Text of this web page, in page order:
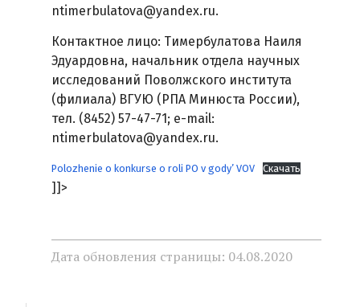
ntimerbulatova@yandex.ru.
Контактное лицо: Тимербулатова Наиля
Эдуардовна, начальник отдела научных
исследований Поволжского института
(филиала) ВГУЮ (РПА Минюста России),
тел. (8452) 57-47-71; е-mail:
ntimerbulatova@yandex.ru.
Polozhenie o konkurse o roli PO v gody’ VOV Скачать
]]>
Дата обновления страницы: 04.08.2020